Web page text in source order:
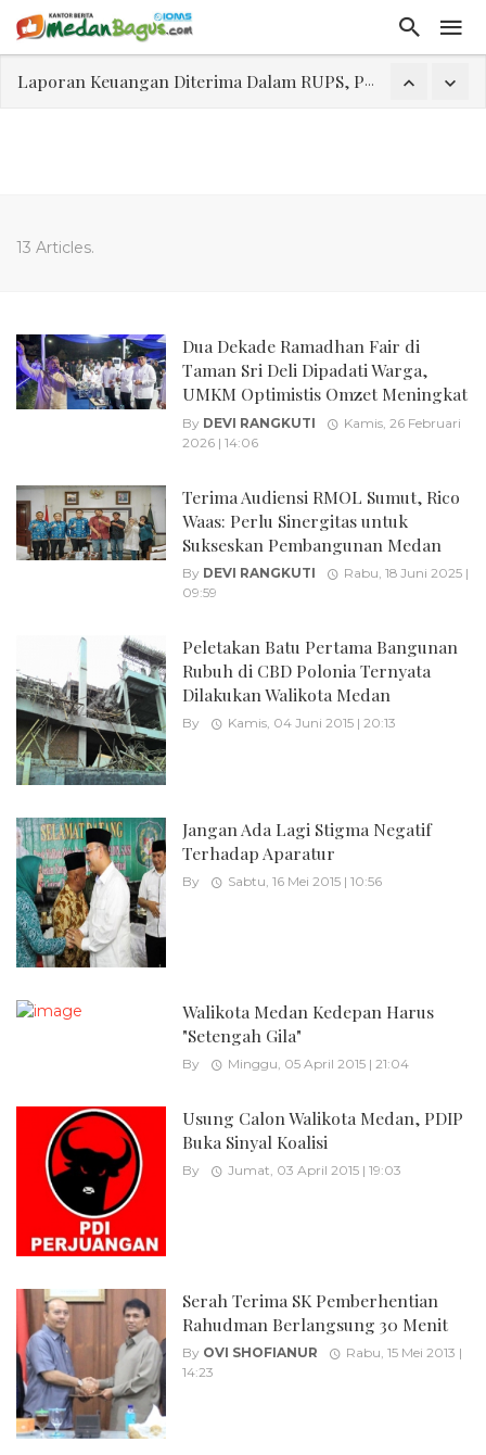
Laporan Keuangan Diterima Dalam RUPS, Pelaporan Hingga Penahanan Mantan Direktur PT GKS Dinilai Rancu
13 Articles.
Dua Dekade Ramadhan Fair di
Taman Sri Deli Dipadati Warga,
UMKM Optimistis Omzet Meningkat
By DEVI RANGKUTI
Kamis, 26 Februari
2026 | 14:06
Terima Audiensi RMOL Sumut, Rico
Waas: Perlu Sinergitas untuk
Sukseskan Pembangunan Medan
By DEVI RANGKUTI
Rabu, 18 Juni 2025 |
09:59
Peletakan Batu Pertama Bangunan
Rubuh di CBD Polonia Ternyata
Dilakukan Walikota Medan
By Kamis, 04 Juni 2015 | 20:13
Jangan Ada Lagi Stigma Negatif
Terhadap Aparatur
By Sabtu, 16 Mei 2015 | 10:56
Walikota Medan Kedepan Harus
"Setengah Gila"
By Minggu, 05 April 2015 | 21:04
Usung Calon Walikota Medan, PDIP
Buka Sinyal Koalisi
By Jumat, 03 April 2015 | 19:03
Serah Terima SK Pemberhentian
Rahudman Berlangsung 30 Menit
By OVI SHOFIANUR
Rabu, 15 Mei 2013 |
14:23